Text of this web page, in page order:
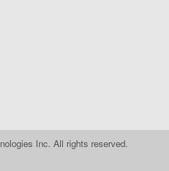
Inc. All rights reserved.